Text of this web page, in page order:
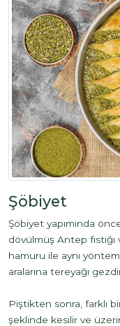
Şöbiyet
Şöbiyet yapımında
dövülmüş Antep
hamuru ile aynı
aralarına tereyağı
Piştikten sonra, farklı
şeklinde kesilir ve